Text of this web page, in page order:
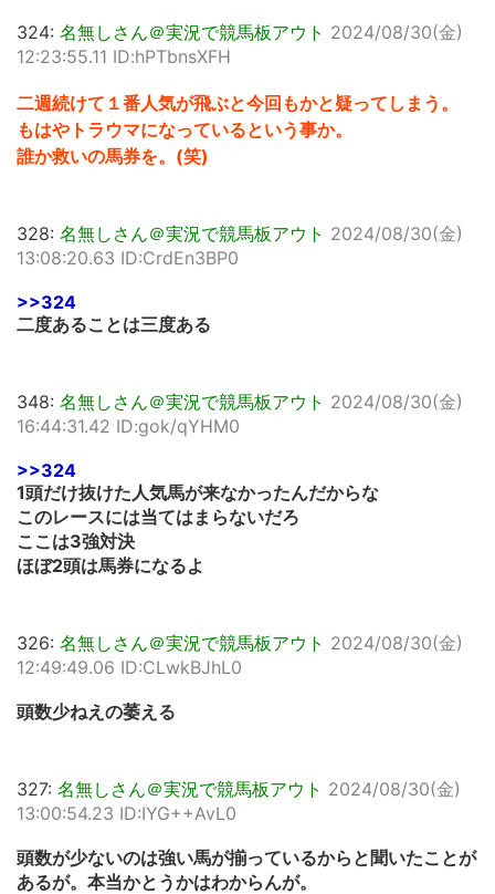
324: 名無しさん＠実況で競馬板アウト 2024/08/30(金)
12:23:55.11 ID:hPTbnsXFH
二週続けて１番人気が飛ぶと今回もかと疑ってしまう。
もはやトラウマになっているという事か。
誰か救いの馬券を。(笑)
328: 名無しさん＠実況で競馬板アウト 2024/08/30(金)
13:08:20.63 ID:CrdEn3BP0
>>324
二度あることは三度ある
348: 名無しさん＠実況で競馬板アウト 2024/08/30(金)
16:44:31.42 ID:gok/qYHM0
>>324
1頭だけ抜けた人気馬が来なかったんだからな
このレースには当てはまらないだろ
ここは3強対決
ほぼ2頭は馬券になるよ
326: 名無しさん＠実況で競馬板アウト 2024/08/30(金)
12:49:49.06 ID:CLwkBJhL0
頭数少ねえの萎える
327: 名無しさん＠実況で競馬板アウト 2024/08/30(金)
13:00:54.23 ID:IYG++AvL0
頭数が少ないのは強い馬が揃っているからと聞いたことが
あるが。本当かとうかはわからんが。